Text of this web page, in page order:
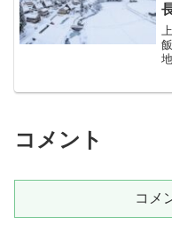
コメント
コメ